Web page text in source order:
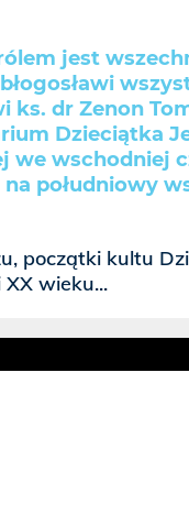
jest
dr Zenon
Dzieciątka
we wschodniej
południowy
początki kultu
XX wieku...